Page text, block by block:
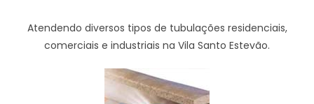
Atendendo diversos tipos de tubulações residenciais,
comerciais e industriais na Vila Santo Estevão.